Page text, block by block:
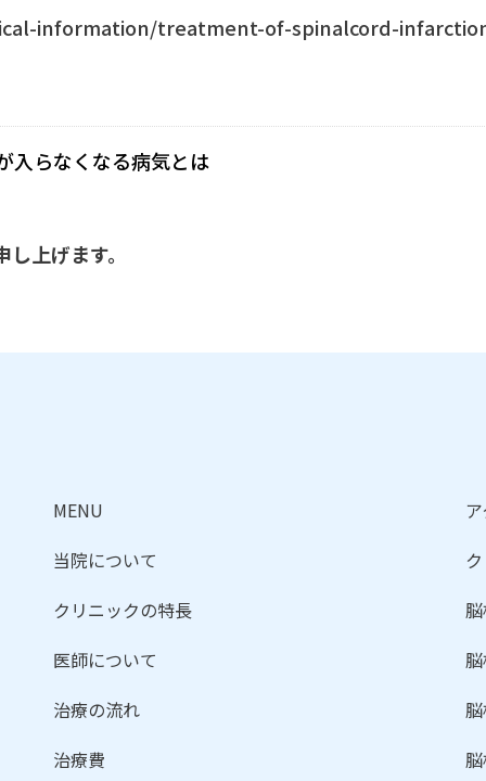
information/treatment-of-spinalcord-
入らなくなる病気とは
上げます。
MENU
当院について
クリニックの特長
医師について
治療の流れ
治療費